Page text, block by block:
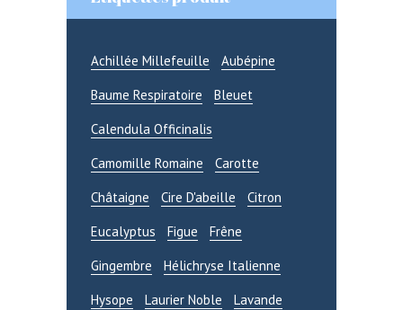
Achillée Millefeuille
Aubépine
Baume Respiratoire
Bleuet
Calendula Officinalis
Camomille Romaine
Carotte
Châtaigne
Cire D'abeille
Citron
Eucalyptus
Figue
Frêne
Gingembre
Hélichryse Italienne
Hysope
Laurier Noble
Lavande